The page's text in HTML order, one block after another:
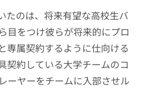
たのは、将来有望な高校生バ
目をつけ彼らが将来的にプロ
専属契約するように仕向ける
契約している大学チームのコ
ーヤーをチームに入部させル